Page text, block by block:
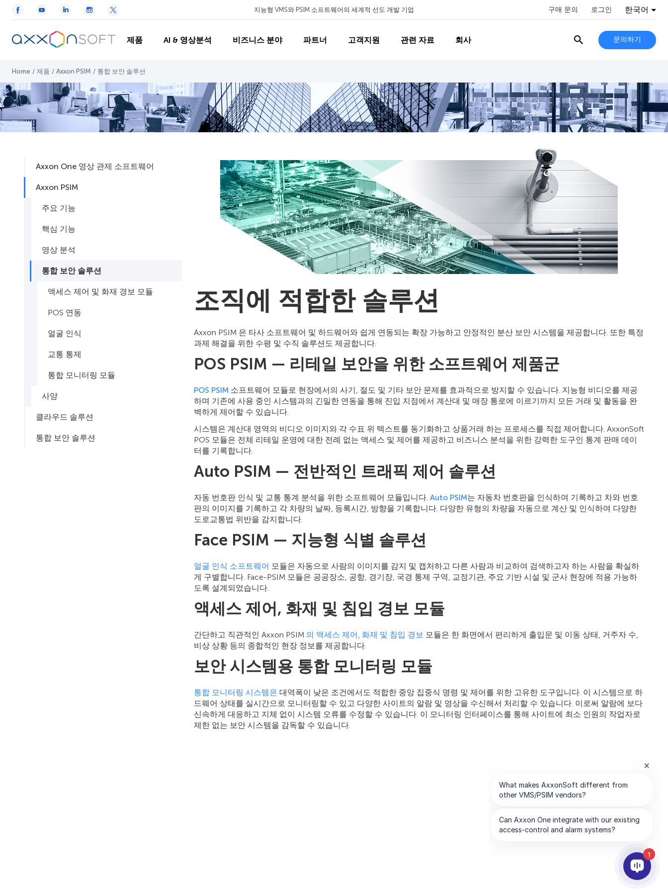
지능형 VMS와 PSIM 소프트웨어의 세계적 선도 개발 기업 구매 문의 로그인 한국어
제품 AI & 영상분석 비즈니스 분야 파트너 고객지원 관련 자료 회사 문의하기
Home / 제품 / Axxon PSIM / 통합 보안 솔루션
Axxon One 영상 관제 소프트웨어
Axxon PSIM
주요 기능
핵심 기능
영상 분석
통합 보안 솔루션
액세스 제어 및 화재 경보 모듈
POS 연동
얼굴 인식
교통 통제
통합 모니터링 모듈
사양
클라우드 솔루션
통합 보안 솔루션
조직에 적합한 솔루션
Axxon PSIM 은 타사 소프트웨어 및 하드웨어와 쉽게 연동되는 확장 가능하고 안정적인 분산 보안 시스템을 제공합니다. 또한 특정
과제 해결을 위한 수평 및 수직 솔루션도 제공합니다.
POS PSIM — 리테일 보안을 위한 소프트웨어 제품군
POS PSIM 소프트웨어 모듈로 현장에서의 사기, 절도 및 기타 보안 문제를 효과적으로 방지할 수 있습니다. 지능형 비디오를 제공
하며 기존에 사용 중인 시스템과의 긴밀한 연동을 통해 진입 지점에서 계산대 및 매장 통로에 이르기까지 모든 거래 및 활동을 완
벽하게 제어할 수 있습니다.
시스템은 계산대 영역의 비디오 이미지와 각 수표 위 텍스트를 동기화하고 상품거래 하는 프로세스를 직접 제어합니다. AxxonSoft
POS 모듈은 전체 리테일 운영에 대한 전례 없는 액세스 및 제어를 제공하고 비즈니스 분석을 위한 강력한 도구인 통계 판매 데이
터를 기록합니다.
Auto PSIM — 전반적인 트래픽 제어 솔루션
자동 번호판 인식 및 교통 통계 분석을 위한 소프트웨어 모듈입니다. Auto PSIM는 자동차 번호판을 인식하여 기록하고 차와 번호
판의 이미지를 기록하고 각 차량의 날짜, 등록시간, 방향을 기록합니다. 다양한 유형의 차량을 자동으로 계산 및 인식하여 다양한
도로교통법 위반을 감지합니다.
Face PSIM — 지능형 식별 솔루션
얼굴 인식 소프트웨어 모듈은 자동으로 사람의 이미지를 감지 및 캡처하고 다른 사람과 비교하여 검색하고자 하는 사람을 확실하
게 구별합니다. Face-PSIM 모듈은 공공장소, 공항, 경기장, 국경 통제 구역, 교정기관, 주요 기반 시설 및 군사 현장에 적용 가능하
도록 설계되었습니다.
액세스 제어, 화재 및 침입 경보 모듈
간단하고 직관적인 Axxon PSIM 의 액세스 제어, 화재 및 침입 경보 모듈은 한 화면에서 편리하게 출입문 및 이동 상태, 거주자 수,
비상 상황 등의 종합적인 현장 정보를 제공합니다.
보안 시스템용 통합 모니터링 모듈
통합 모니터링 시스템은 대역폭이 낮은 조건에서도 적합한 중앙 집중식 명령 및 제어를 위한 고유한 도구입니다. 이 시스템으로 하
드웨어 상태를 실시간으로 모니터링할 수 있고 다양한 사이트의 알람 및 영상을 수신해서 처리할 수 있습니다. 이로써 알람에 보다
신속하게 대응하고 지체 없이 시스템 오류를 수정할 수 있습니다. 이 모니터링 인터페이스를 통해 사이트에 최소 인원의 작업자로
제한 없는 보안 시스템을 감독할 수 있습니다.
1